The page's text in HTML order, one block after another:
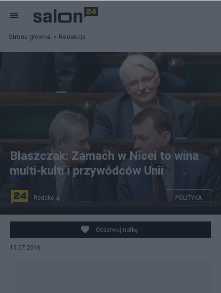
Strona główna Redakcja
Polscy politycy komentują zamach w Nicei. Fot. PAP
Błaszczak: Zamach w Nicei to wina
multi-kulti i przywódców Unii
Redakcja POLITYKA
Obserwuj notkę
15.07.2016